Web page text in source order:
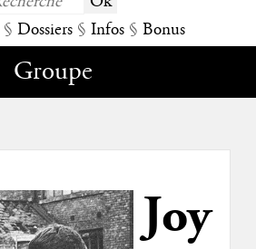
§ Dossiers § Infos § Bonus
Groupe
Joy